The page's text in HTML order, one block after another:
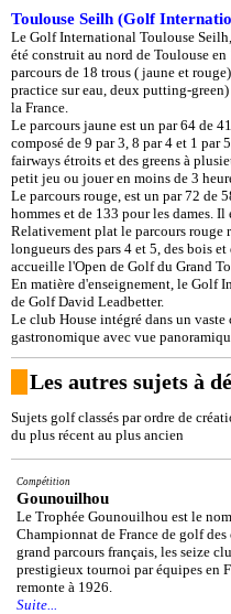
Toulouse Seilh (Golf
Le Golf International Toulouse Seilh,
été construit au nord de Toulouse
parcours de 18 trous ( jaune et
practice sur eau, deux putting-
la France.
Le parcours jaune est un par 64 de
composé de 9 par 3, 8 par 4 et 1 par
fairways étroits et des greens à
petit jeu ou jouer en moins de 3
Le parcours rouge, est un par 72 de
hommes et de 133 pour les dames. Il
Relativement plat le parcours rouge
longueurs des pars 4 et 5, des bois
accueille l'Open de Golf du Grand
En matière d'enseignement, le Golf
de Golf David Leadbetter.
Le club House intégré dans un
gastronomique avec vue
Les autres sujets à
Sujets golf classés par ordre de
du plus récent au plus ancien
Compétition
Gounouilhou
Le Trophée Gounouilhou est le
Championnat de France de golf
grand parcours français, les seize
prestigieux tournoi par équipes en
remonte à 1926.
Suite...